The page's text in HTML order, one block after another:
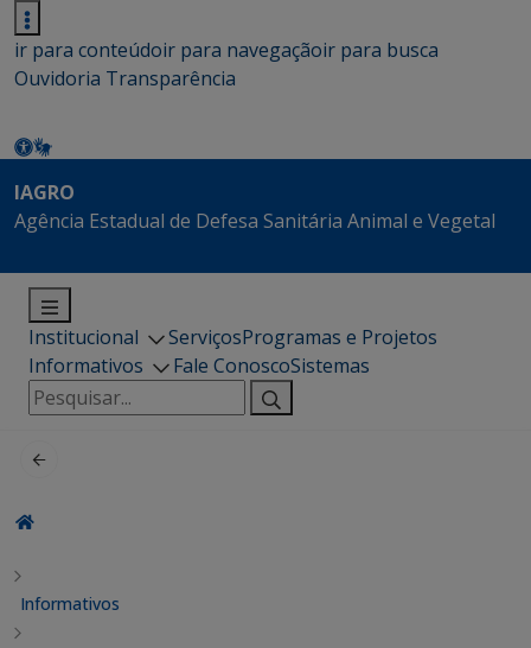
ir para conteúdoir para navegaçãoir para busca
Ouvidoria Transparência
IAGRO
Agência Estadual de Defesa Sanitária Animal e Vegetal
Institucional ServiçosProgramas e Projetos
Informativos
Fale ConoscoSistemas
Pesquisar
por:
Informativos